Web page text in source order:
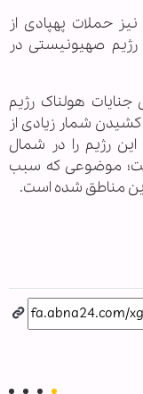
شلیک ۶ موشک و نیز حملات پهپادی از
صهیونیستی در
هولناک رژیم
شمار زیادی از
رژیم را در شمال
موضوعی که سبب
مناطق شده است.